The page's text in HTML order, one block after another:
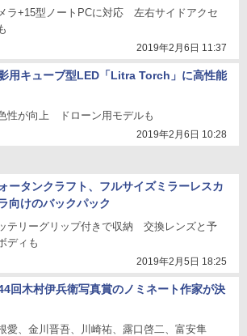
ラ+15型ノートPCに対応 左右サイドアクセ
2019年2月6日 11:37
用キューブ型LED「Litra Torch」に高性能
性が向上 ドローン用モデルも
2019年2月6日 10:28
ータンクラフト、フルサイズミラーレスカ
向けのバックパック
テリーグリップ付きで収納 交換レンズと予
ディも
2019年2月5日 18:25
回木村伊兵衛写真賞のノミネート作家が決
愛、金川晋吾、川崎祐、露口啓二、富安隼